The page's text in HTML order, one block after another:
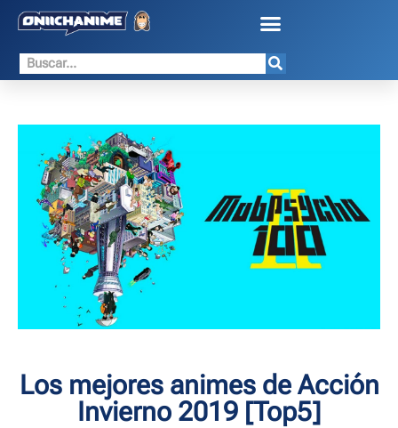
Los mejores animes de Acción
Invierno 2019 [Top5]